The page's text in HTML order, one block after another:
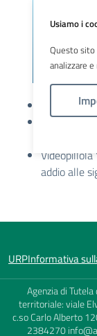
Locandina "
Podcast "
Videopillola
addio alle
URPInformativa
Agenzia di
territoriale: viale
c.so Carlo Alberto
2384270
Usiamo i
Questo
analizzare